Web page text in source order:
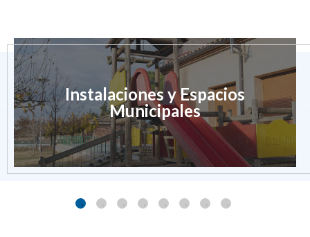
Instalaciones y Espacios
Municipales